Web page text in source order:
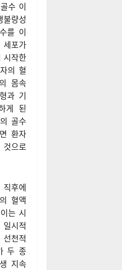
수 이
불량성
를 이
포가
시작한
의 혈
몸속
과 기
게 된
골수
환자
으로
후에
혈액
는 시
시적
천적
두 종
지속